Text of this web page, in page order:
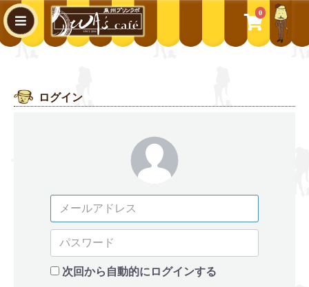
0
WA's cafe
ログイン
次回から自動的にログインする